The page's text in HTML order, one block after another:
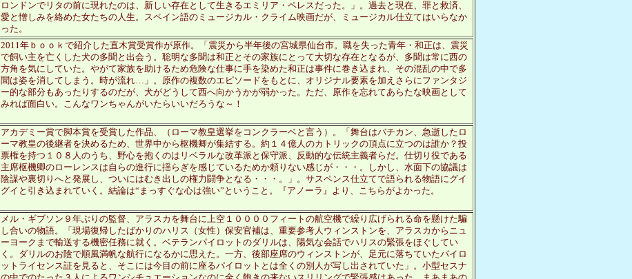
ロンドンでリタの前に現れたのは、新しい存在として生きるエミリア・ペレスだった。」。過去と現在、罪と救済、
愛と憎しみを絡めた女たちの人生。スペイン語のミュージカル・クライム映画だが、ミュージカル仕立てはいらなか
った。
2011年ｂｏｏｋで紹介した直木賞受賞作が原作。「震災から半年後の宮城県仙台市。職を失った青年・和正は、震災
で飼い主を亡くした犬の多聞と出会う。聡明な多聞は和正とその家族にとって大切な存在となるが、多聞は常に西の
方角を気にしていた。やがて家族を助けるため危険な仕事に手を染めた和正は事件に巻き込まれ、その混乱の中で多
聞は姿を消してしまう。時が流れ…」。原作の複数のエピソードをもとに、オリジナル要素を加えさらにファンタジ
ー的な部分もあったりするのだが、犬がどうして西へ向かうかが弱かった。ただ、原作を忘れてあらたな映画として
みれば面白い。こんなワンちゃんがいたらいいだろうな～！
アカデミー賞で脚本賞を受賞した作品、（ローマ教皇選挙をコンクラーベと言う）。「舞台はバチカン、急逝したロ
ーマ教皇の後継者を決めるため、世界中から枢機卿が集結する。約１４億人のカトリックの頂点に立つのは誰か？投
票権を持つ１０８人のうち、野心を抱くのはリベラルな改革派と保守派、反動的な伝統主義者らだ。仕切り役である
主席枢機卿のローレンスは自らの進行に揺らぎを感じているためか頼りない感じが・・・。しかし、水面下の協議は
陰謀や裏切りへと発展し、ついにはむき出しの権力闘争となる・・・。」。サスペンス仕立てで語られる物語にグイ
グイと引き込まれていく。結論は“まっすぐな心は強い”ということ。『アノーラ』より、こちらがよかった。
メル・ギブソン９年ぶりの監督、アラスカを舞台に上空１００００フィートの航空機で繰り広げられる命を懸けた騙
し合いの物語。「現場復帰したばかりのハリス（女性）保安官補は、重要参考人ウィンストンを、アラスカからニュ
ーヨークまで輸送する機密任務に就く。ベテランパイロットのダリルは、陽気な会話でハリスの緊張をほぐしてい
く。ダリルのお陰で順風満帆な航行になるかに思えた。一方、後部座席のウィンストンが、足元に落ちていたパイロ
ットライセンス証を⾒ると、そこには今目の前に座るパイロットとは全くの別人が写し出されていた」。小型セスナ